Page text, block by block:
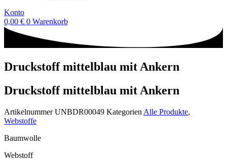
Konto
0,00 € 0 Warenkorb
Druckstoff mittelblau mit Ankern
Druckstoff mittelblau mit Ankern
ArtikelnummerUNBDR00049 Kategorien Alle Produkte,
Webstoffe
Baumwolle
Webstoff